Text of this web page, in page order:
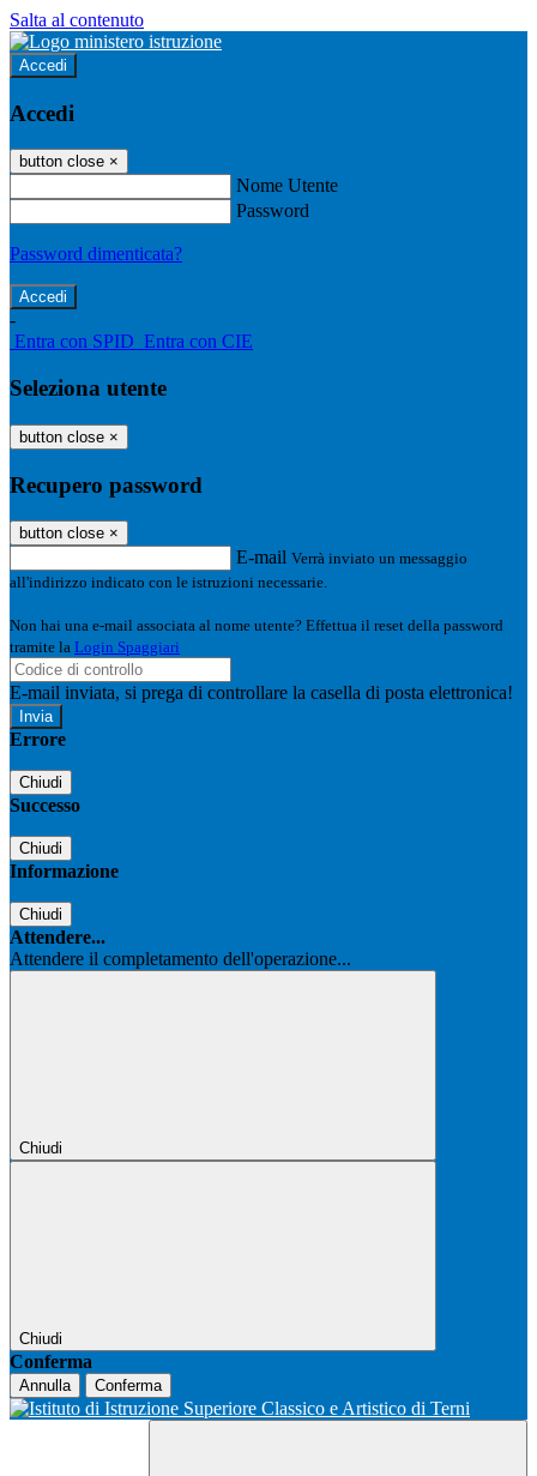
Salta al contenuto
Accedi
Accedi
button close ×
Nome Utente
Password
Password dimenticata?
-
Entra con SPID Entra con CIE
Seleziona utente
button close ×
Recupero password
button close ×
E-mail Verrà inviato un messaggio
all'indirizzo indicato con le istruzioni necessarie.
Non hai una e-mail associata al nome utente? Effettua il reset della password
tramite la Login Spaggiari
E-mail inviata, si prega di controllare la casella di posta elettronica!
Errore
Chiudi
Successo
Chiudi
Informazione
Chiudi
Attendere...
Attendere il completamento dell'operazione...
Chiudi
Chiudi
Conferma
Annulla Conferma